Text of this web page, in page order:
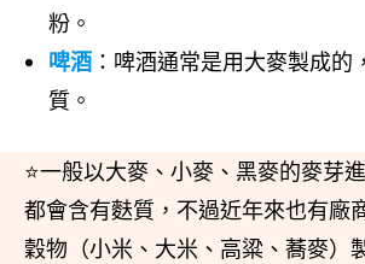
粉。
啤酒 ：啤酒通常是用大麥製成的
質。
⭐一般以大麥、小麥、黑麥的麥芽
都會含有麩質，不過近年來也有廠
穀物（小米、大米、高粱、蕎麥）